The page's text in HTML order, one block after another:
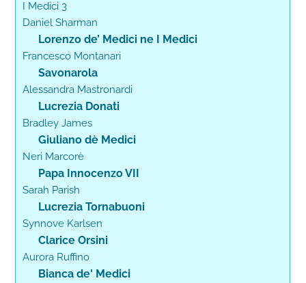
I Medici 3
Daniel Sharman
Lorenzo de’ Medici ne I Medici
Francesco Montanari
Savonarola
Alessandra Mastronardi
Lucrezia Donati
Bradley James
Giuliano dè Medici
Neri Marcorè
Papa Innocenzo VII
Sarah Parish
Lucrezia Tornabuoni
Synnove Karlsen
Clarice Orsini
Aurora Ruffino
Bianca de' Medici